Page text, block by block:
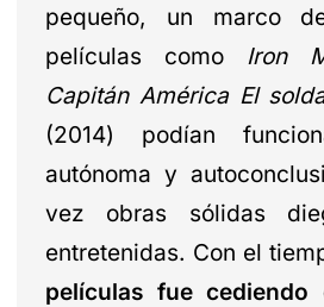
pequeño, un marco
películas como Iron
Capitán América El
(2014) podían
autónoma y
vez obras sólidas
entretenidas. Con el
películas fue cediendo